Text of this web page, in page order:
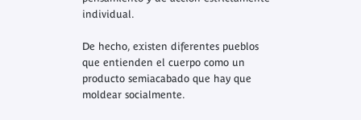
individual.
De hecho, existen diferentes pueblos
que entienden el cuerpo como un
producto semiacabado que hay que
moldear socialmente.